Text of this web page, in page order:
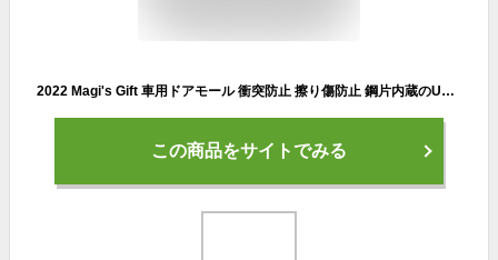
2022 Magi's Gift 車用ドアモール 衝突防止 擦り傷防止 鋼片内蔵のU型ドアエッジプロテクター、高分子ゴム素材は静音でエンジンの騒音を有効に低減できる。糊が要らなく取り付けやすい、日本語取扱い説明書付きドアモール、すべての車種に適用されている（５M）
この商品をサイトでみる